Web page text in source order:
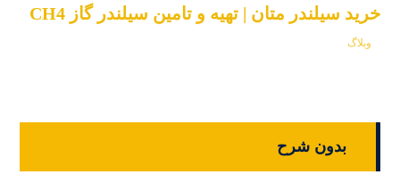
خرید سیلندر متان | تهیه و تامین سیلندر گاز CH4
وبلاگ
بدون شرح